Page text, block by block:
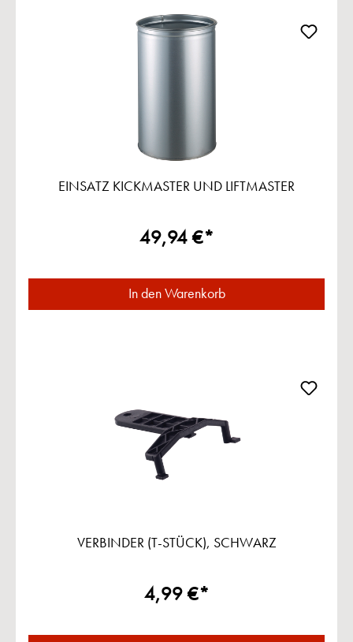
EINSATZ KICKMASTER UND LIFTMASTER
49,94 €*
In den Warenkorb
VERBINDER (T-STÜCK), SCHWARZ
4,99 €*